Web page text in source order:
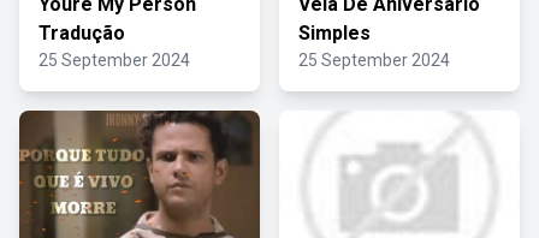
Tradução
25 September 2024
Simples
25 September 2024